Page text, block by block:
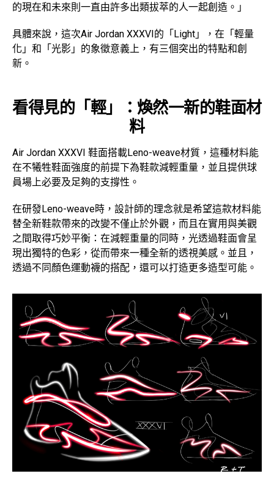
的現在和未來則一直由許多出類拔萃的人一起創造。」
具體來說，這次Air Jordan XXXVI的「Light」，在「輕量
化」和「光影」的象徵意義上，有三個突出的特點和創
新。
看得見的「輕」：煥然一新的鞋面材
料
Air Jordan XXXVI 鞋面搭載Leno-weave材質，這種材料能
在不犧牲鞋面強度的前提下為鞋款減輕重量，並且提供球
員場上必要及足夠的支撐性。
在研發Leno-weave時，設計師的理念就是希望這款材料能
替全新鞋款帶來的改變不僅止於外觀，而且在實用與美觀
之間取得巧妙平衡：在減輕重量的同時，光透過鞋面會呈
現出獨特的色彩，從而帶來一種全新的透視美感。並且，
透過不同顏色運動襪的搭配，還可以打造更多造型可能。